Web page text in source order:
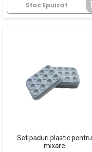
Stoc Epuizat
Set paduri plastic pentru
mixare